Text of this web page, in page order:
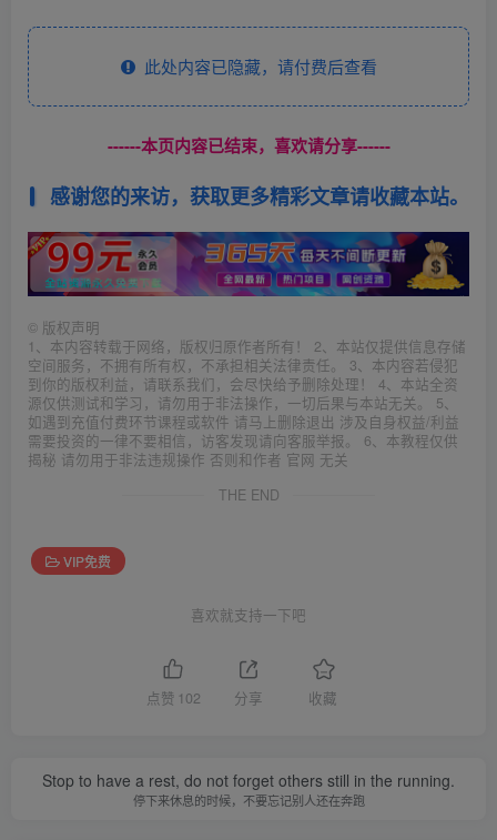
此处内容已隐藏，请付费后查看
------本页内容已结束，喜欢请分享------
感谢您的来访，获取更多精彩文章请收藏本站。
© 版权声明
1、本内容转载于网络，版权归原作者所有！ 2、本站仅提供信息存储
空间服务，不拥有所有权，不承担相关法律责任。 3、本内容若侵犯
到你的版权利益，请联系我们，会尽快给予删除处理！ 4、本站全资
源仅供测试和学习，请勿用于非法操作，一切后果与本站无关。 5、
如遇到充值付费环节课程或软件 请马上删除退出 涉及自身权益/利益
需要投资的一律不要相信，访客发现请向客服举报。 6、本教程仅供
揭秘 请勿用于非法违规操作 否则和作者 官网 无关
THE END
VIP免费
喜欢就支持一下吧
点赞 102 分享 收藏
Stop to have a rest, do not forget others still in the running.
停下来休息的时候，不要忘记别人还在奔跑